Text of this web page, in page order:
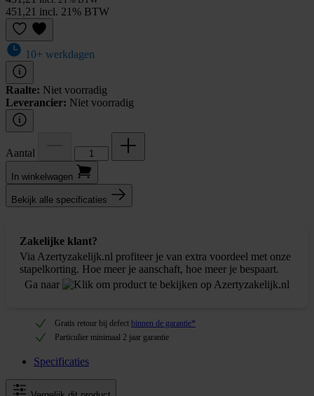
451,21 incl. 21% BTW
10+ werkdagen
Raalte: Niet voorradig
Leverancier: Niet voorradig
Aantal
In winkel­wagen
Bekijk alle specificaties
Zakelijke klant?
Via Azertyzakelijk.nl profiteer je van extra voordeel met onze
stapelkorting. Hoe meer je aanschaft, hoe meer je bespaart.
Ga naar
Gratis retour bij defect binnen de garantie*
Particulier minimaal 2 jaar garantie
Specificaties